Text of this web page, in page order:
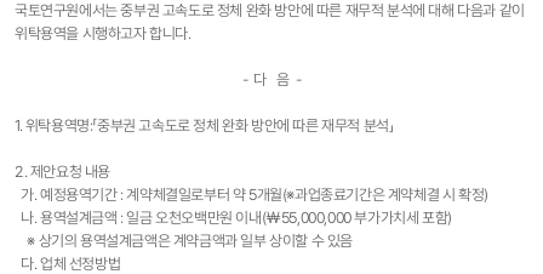
국토연구원에서는 중부권 고속도로 정체 완화 방안에 따른 재무적 분석에 대해 다음과 같이
위탁용역을 시행하고자 합니다.
- 다 음 -
1. 위탁용역명:「중부권 고속도로 정체 완화 방안에 따른 재무적 분석」
2. 제안요청 내용
가. 예정용역기간 : 계약체결일로부터 약 5개월(※과업종료기간은 계약체결 시 확정)
나. 용역설계금액 : 일금 오천오백만원 이내(￦55,000,000 부가가치세 포함)
※ 상기의 용역설계금액은 계약금액과 일부 상이할 수 있음
다. 업체 선정방법